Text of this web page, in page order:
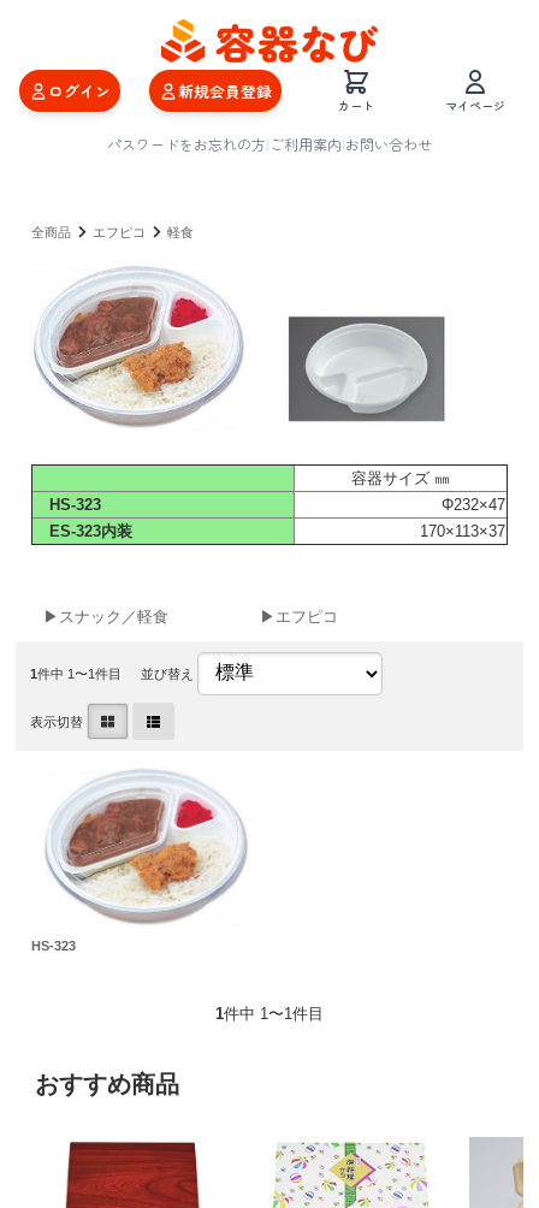
ログイン 新規会員登録
カート マイページ
パスワードをお忘れの方|ご利用案内|お問い合わせ
全商品 エフピコ 軽食
容器サイズ ㎜
HS-323
Φ232×47
ES-323内装
170×113×37
▶スナック／軽食 ▶エフピコ
1件中 1〜1件目 並び替え
表示切替
HS-323
1件中 1〜1件目
おすすめ商品